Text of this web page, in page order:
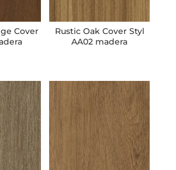
Cover
Rustic Oak Cover Styl
AA02 madera